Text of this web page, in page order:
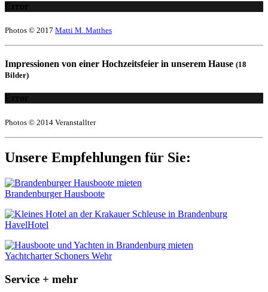
Error
Photos © 2017 Matti M. Matthes
Impressionen von einer Hochzeitsfeier in unserem Hause (18
Bilder)
Error
Photos © 2014 Veranstallter
Unsere Empfehlungen für Sie:
Brandenburger Hausboote
HavelHotel
Yachtcharter Schoners Wehr
Service + mehr